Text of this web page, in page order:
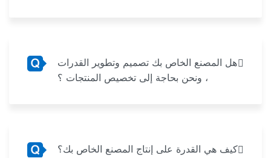
هل المصنع الخاص بك تصميم وتطوير القدرات
، ونحن بحاجة إلى تخصيص المنتجات ؟
كيف هي القدرة على إنتاج المصنع الخاص بك؟